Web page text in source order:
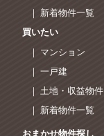
｜ 新着物件一覧
買いたい
｜ マンション
｜ 一戸建
｜ 土地・収益物件
｜ 新着物件一覧
おまかせ物件探し